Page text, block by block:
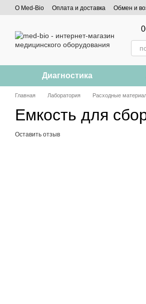
Перейти к основному контенту
О Med-Bio Оплата и доставка Обмен и
Диагностика
Главная Лаборатория Расходные
Емкость для
Оставить отзыв